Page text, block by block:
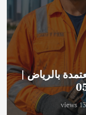
بالرياض |